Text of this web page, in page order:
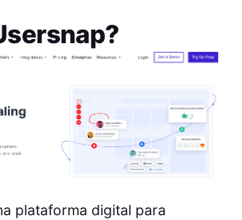
?
plataforma digital para